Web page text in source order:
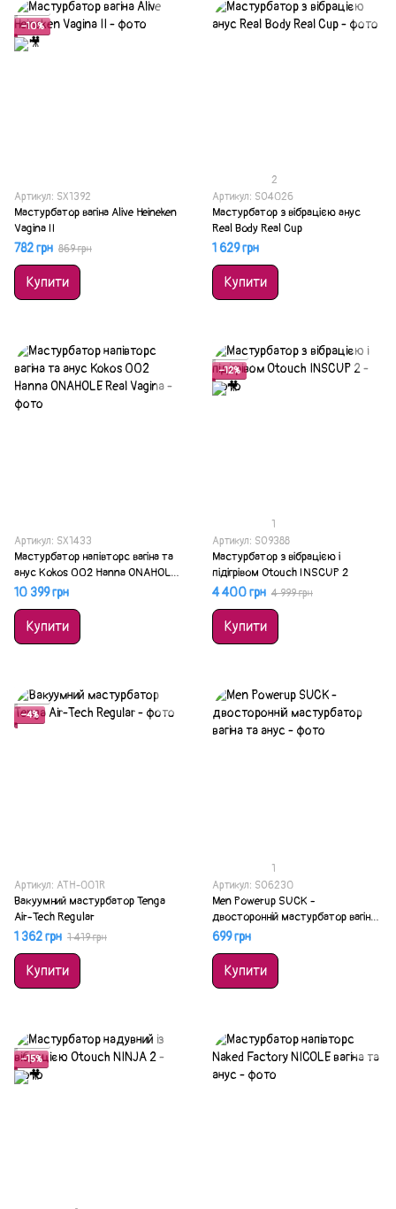
Акція
−10%
Артикул: SX1392
Мастурбатор вагіна Alive Heineken
Vagina II
782 грн 869 грн
Купити
2
Артикул: SO4026
Мастурбатор з вібрацією анус
Real Body Real Cup
1 629 грн
Купити
Артикул: SX1433
Мастурбатор напівторс вагіна та
анус Kokos 002 Hanna ONAHOLE
Real Vagina
10 399 грн
Купити
Акція
−12%
1
Артикул: SO9388
Мастурбатор з вібрацією і
підігрівом Otouch INSCUP 2
4 400 грн 4 999 грн
Купити
Акція
−4%
Артикул: ATH-001R
Вакуумний мастурбатор Tenga
Air-Tech Regular
1 362 грн 1 419 грн
Купити
1
Артикул: SO6230
Men Powerup SUCK -
двосторонній мастурбатор вагіна
та анус
699 грн
Купити
Акція
−15%